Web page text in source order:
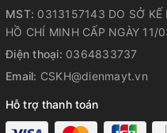
MST: 0313157143 DO SỞ KẾ
HỒ CHÍ MINH CẤP NGÀY 11/
Điện thoại: 0364833737
Email: CSKH@dienmayt.vn
Hỗ trợ thanh toán